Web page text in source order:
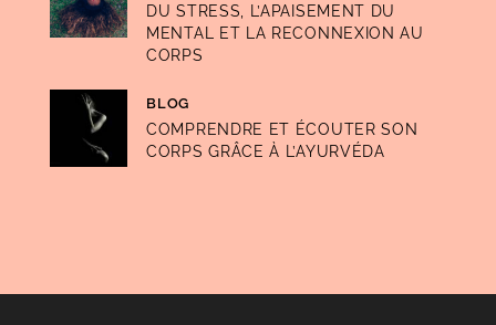
DU STRESS, L’APAISEMENT DU
MENTAL ET LA RECONNEXION AU
CORPS
BLOG
COMPRENDRE ET ÉCOUTER SON
CORPS GRÂCE À L’AYURVÉDA